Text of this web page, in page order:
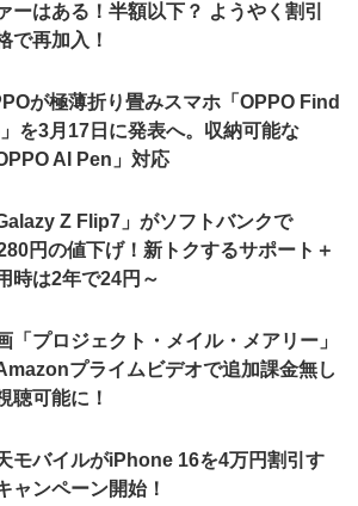
ーはある！半額以下？ ようやく割引
で再加入！
が極薄折り畳みスマホ「OPPO Find
を3月17日に発表へ。収納可能な
AI Pen」対応
Galazy Z Flip7」がソフトバンクで
円の値下げ！新トクするサポート＋
時は2年で24円～
「プロジェクト・メイル・メアリー」
プライムビデオで追加課金無し
聴可能に！
モバイルがiPhone 16を4万円割引す
ャンペーン開始！